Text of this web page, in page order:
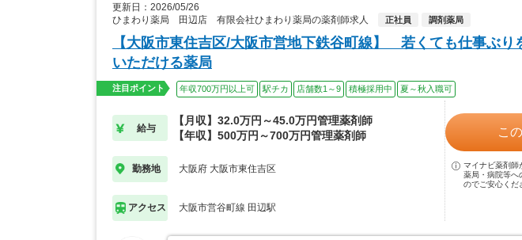
更新日：2026/05/26
ひまわり薬局 田辺店 有限会社ひまわり薬局の薬剤師求人
正社員 調剤薬局
【大阪市東住吉区/大阪市営地下鉄谷町線】 若くても仕事ぶり
いただける薬局
注目ポイント 年収700万円以上可 駅チカ 店舗数1～9 積極採用中 夏～秋入職可
給与
【月収】32.0万円～45.0万円管理薬剤師
【年収】500万円～700万円管理薬剤師
勤務地 大阪府 大阪市東住吉区
アクセス 大阪市営谷町線 田辺駅
こ
マイナビ薬剤師
薬局・病院等へ
のでご安心くだ